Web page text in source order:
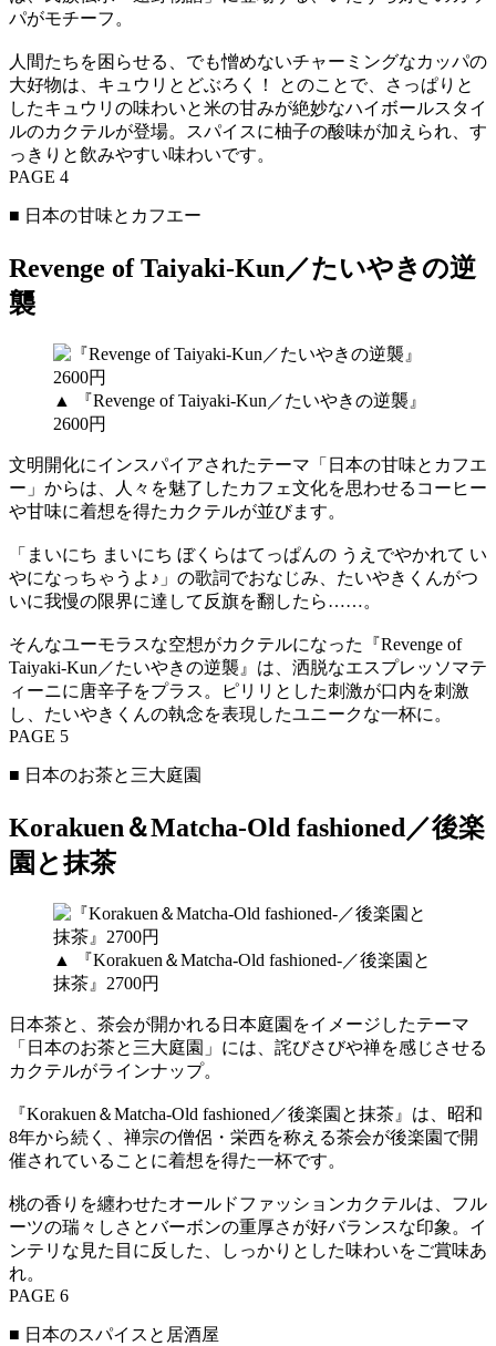
パがモチーフ。
人間たちを困らせる、でも憎めないチャーミングなカッパの
大好物は、キュウリとどぶろく！ とのことで、さっぱりと
したキュウリの味わいと米の甘みが絶妙なハイボールスタイ
ルのカクテルが登場。スパイスに柚子の酸味が加えられ、す
っきりと飲みやすい味わいです。
PAGE 4
■ 日本の甘味とカフエー
Revenge of Taiyaki-Kun／たいやきの逆
襲
▲ 『Revenge of Taiyaki-Kun／たいやきの逆襲』
2600円
文明開化にインスパイアされたテーマ「日本の甘味とカフエ
ー」からは、人々を魅了したカフェ文化を思わせるコーヒー
や甘味に着想を得たカクテルが並びます。
「まいにち まいにち ぼくらはてっぱんの うえでやかれて い
やになっちゃうよ♪」の歌詞でおなじみ、たいやきくんがつ
いに我慢の限界に達して反旗を翻したら……。
そんなユーモラスな空想がカクテルになった『Revenge of
Taiyaki-Kun／たいやきの逆襲』は、洒脱なエスプレッソマテ
ィーニに唐辛子をプラス。ピリリとした刺激が口内を刺激
し、たいやきくんの執念を表現したユニークな一杯に。
PAGE 5
■ 日本のお茶と三大庭園
Korakuen＆Matcha-Old fashioned／後楽
園と抹茶
▲ 『Korakuen＆Matcha-Old fashioned-／後楽園と
抹茶』2700円
日本茶と、茶会が開かれる日本庭園をイメージしたテーマ
「日本のお茶と三大庭園」には、詫びさびや禅を感じさせる
カクテルがラインナップ。
『Korakuen＆Matcha-Old fashioned／後楽園と抹茶』は、昭和
8年から続く、禅宗の僧侶・栄西を称える茶会が後楽園で開
催されていることに着想を得た一杯です。
桃の香りを纏わせたオールドファッションカクテルは、フル
ーツの瑞々しさとバーボンの重厚さが好バランスな印象。イ
ンテリな見た目に反した、しっかりとした味わいをご賞味あ
れ。
PAGE 6
■ 日本のスパイスと居酒屋